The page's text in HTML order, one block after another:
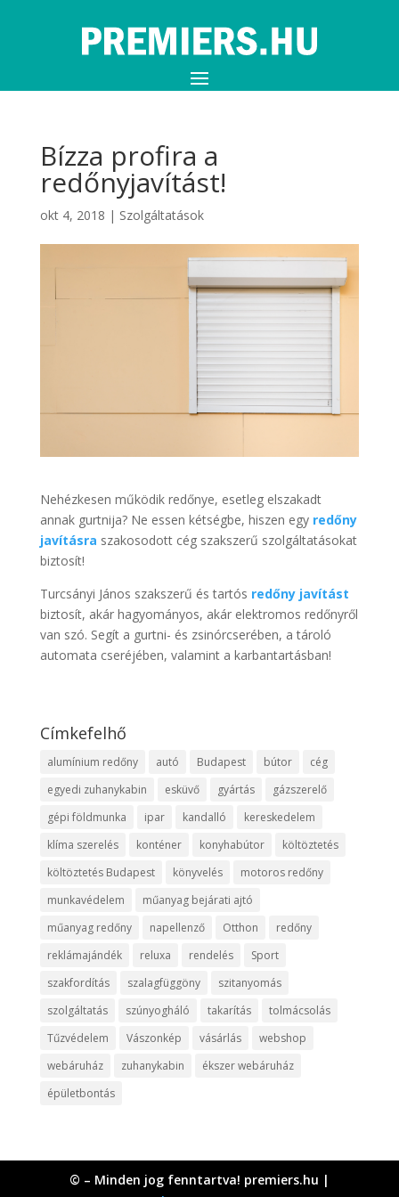
Bízza profira a
redőnyjavítást!
okt 4, 2018 | Szolgáltatások
Nehézkesen működik redőnye, esetleg elszakadt
annak gurtnija? Ne essen kétségbe, hiszen egy redőny
javításra szakosodott cég szakszerű szolgáltatásokat
biztosít!
Turcsányi János szakszerű és tartós redőny javítást
biztosít, akár hagyományos, akár elektromos redőnyről
van szó. Segít a gurtni- és zsinórcserében, a tároló
automata cseréjében, valamint a karbantartásban!
Címkefelhő
alumínium redőny autó Budapest bútor
cég
egyedi zuhanykabin
esküvő gyártás
gázszerelő
gépi földmunka
ipar kandalló
kereskedelem
klíma szerelés
konténer konyhabútor
költöztetés
költöztetés Budapest
könyvelés
motoros redőny
munkavédelem
műanyag bejárati ajtó
műanyag redőny
napellenző Otthon
redőny
reklámajándék
reluxa rendelés
Sport
szakfordítás
szalagfüggöny
szitanyomás
szolgáltatás
szúnyogháló takarítás
tolmácsolás
Tűzvédelem
Vászonkép vásárlás
webshop
webáruház
zuhanykabin
ékszer webáruház
épületbontás
© – Minden jog fenntartva! premiers.hu |